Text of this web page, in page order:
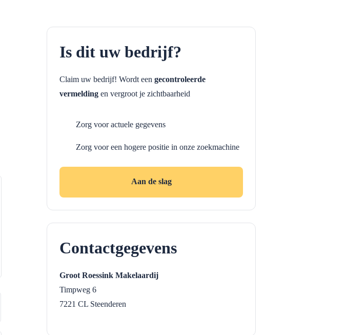
Is dit uw bedrijf?
Claim uw bedrijf! Wordt een gecontroleerde
vermelding en vergroot je zichtbaarheid
Zorg voor actuele gegevens
Zorg voor een hogere positie in onze zoekmachine
Aan de slag
Contactgegevens
Groot Roessink Makelaardij
Timpweg 6
7221 CL Steenderen